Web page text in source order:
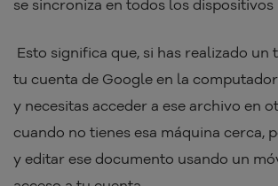
se sincroniza en todos los dispositivos
Esto significa que, si has realizado un
tu cuenta de Google en la
y necesitas acceder a ese archivo en
cuando no tienes esa máquina cerca,
y editar ese documento usando un